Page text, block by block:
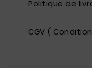
Politique de
CGV (